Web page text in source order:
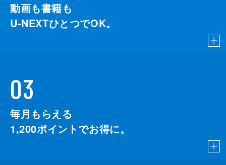
動画も書籍も
U-NEXTひとつでOK。
03
毎月もらえる
1,200ポイントでお得に。